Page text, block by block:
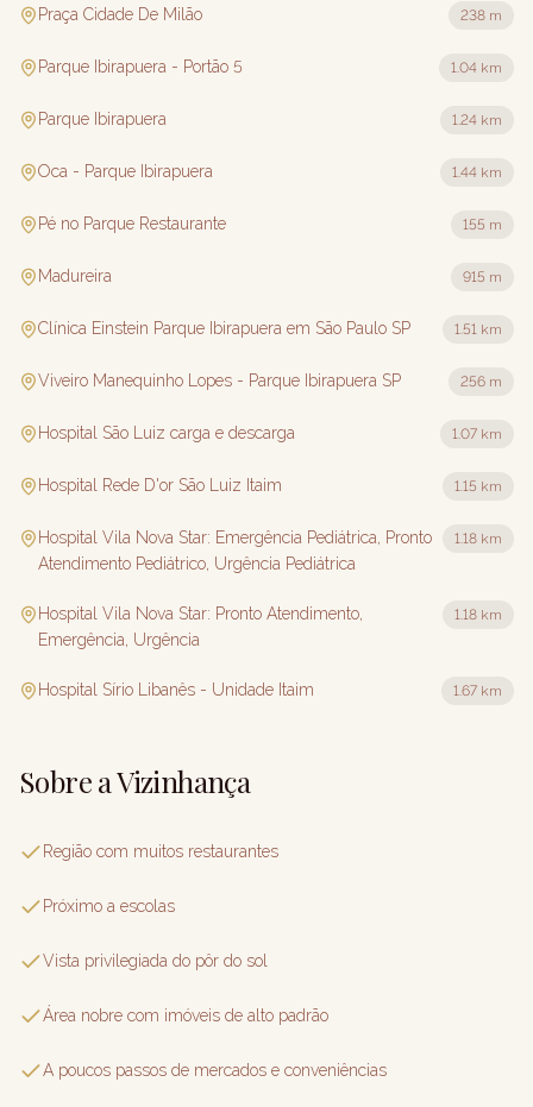
Praça Cidade De Milão 238 m
Parque Ibirapuera - Portão 5 1.04 km
Parque Ibirapuera 1.24 km
Oca - Parque Ibirapuera 1.44 km
Pé no Parque Restaurante 155 m
Madureira 915 m
Clínica Einstein Parque Ibirapuera em São Paulo SP 1.51 km
Viveiro Manequinho Lopes - Parque Ibirapuera SP 256 m
Hospital São Luiz carga e descarga 1.07 km
Hospital Rede D'or São Luiz Itaim 1.15 km
Hospital Vila Nova Star: Emergência Pediátrica, Pronto
Atendimento Pediátrico, Urgência Pediátrica
1.18 km
Hospital Vila Nova Star: Pronto Atendimento,
Emergência, Urgência
1.18 km
Hospital Sírio Libanês - Unidade Itaim 1.67 km
Sobre a Vizinhança
Região com muitos restaurantes
Próximo a escolas
Vista privilegiada do pôr do sol
Área nobre com imóveis de alto padrão
A poucos passos de mercados e conveniências